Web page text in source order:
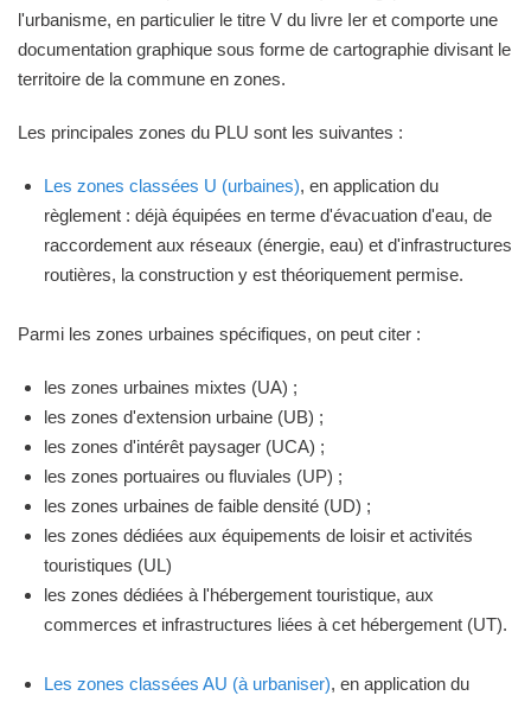
l'urbanisme, en particulier le titre V du livre Ier et comporte une
documentation graphique sous forme de cartographie divisant le
territoire de la commune en zones.
Les principales zones du PLU sont les suivantes :
Les zones classées U (urbaines), en application du
règlement : déjà équipées en terme d'évacuation d'eau, de
raccordement aux réseaux (énergie, eau) et d'infrastructures
routières, la construction y est théoriquement permise.
Parmi les zones urbaines spécifiques, on peut citer :
les zones urbaines mixtes (UA) ;
les zones d'extension urbaine (UB) ;
les zones d'intérêt paysager (UCA) ;
les zones portuaires ou fluviales (UP) ;
les zones urbaines de faible densité (UD) ;
les zones dédiées aux équipements de loisir et activités
touristiques (UL)
les zones dédiées à l'hébergement touristique, aux
commerces et infrastructures liées à cet hébergement (UT).
Les zones classées AU (à urbaniser), en application du